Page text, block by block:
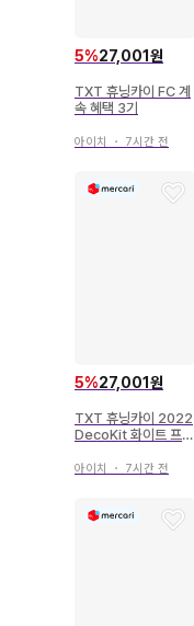
5%27,001원
TXT 휴닝카이 FC 계
속 혜택 3기
아이치 ・ 7시간 전
5%27,001원
TXT 휴닝카이 2022
DecoKit 화이트 프레
아이치 ・ 7시간 전